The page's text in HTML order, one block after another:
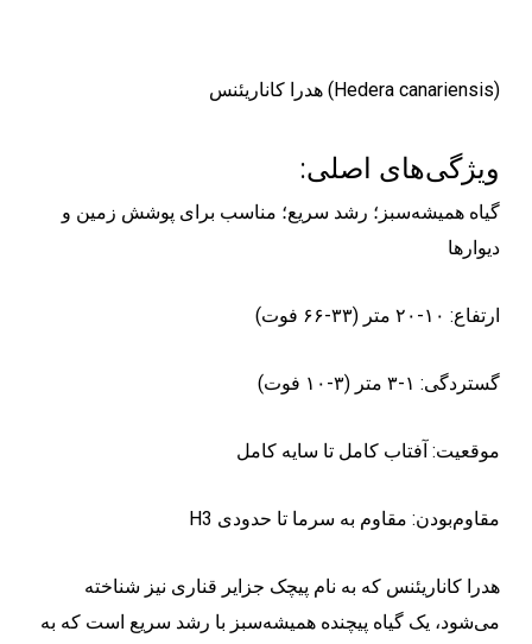
هدرا کاناریئنس (Hedera canariensis)
:ویژگی‌های اصلی
گیاه همیشه‌سبز؛ رشد سریع؛ مناسب برای پوشش زمین و
دیوارها
ارتفاع: ۱۰-۲۰ متر (۳۳-۶۶ فوت)
گستردگی: ۱-۳ متر (۳-۱۰ فوت)
موقعیت: آفتاب کامل تا سایه کامل
H3 مقاوم‌بودن: مقاوم به سرما تا حدودی
هدرا کاناریئنس که به نام پیچک جزایر قناری نیز شناخته
می‌شود، یک گیاه پیچنده همیشه‌سبز با رشد سریع است که به